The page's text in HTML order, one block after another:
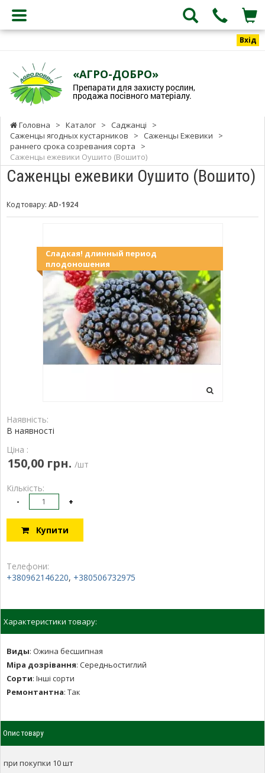
Вхід
«АГРО-ДОБРО»
Препарати для захисту рослин,
продажа посівного матеріалу.
Головна > Каталог > Саджанці
>
Саженцы ягодных кустарников
> Саженцы Ежевики
>
раннего срока созревания сорта
>
Саженцы ежевики Оушито (Вошито)
Саженцы ежевики Оушито (Вошито)
Код товару: AD-1924
Сладкая! длинный период
плодоношения
Наявність:
В наявності
Ціна :
150,00 грн. /шт
Кількість:
- +
Купити
Телефони:
+380962146220, +380506732975
Характеристики товару:
Виды: Ожина бесшипная
Міра дозрівання: Середньостиглий
Сорти: Інші сорти
Ремонтантна: Так
Опис товару
при покупки 10 шт